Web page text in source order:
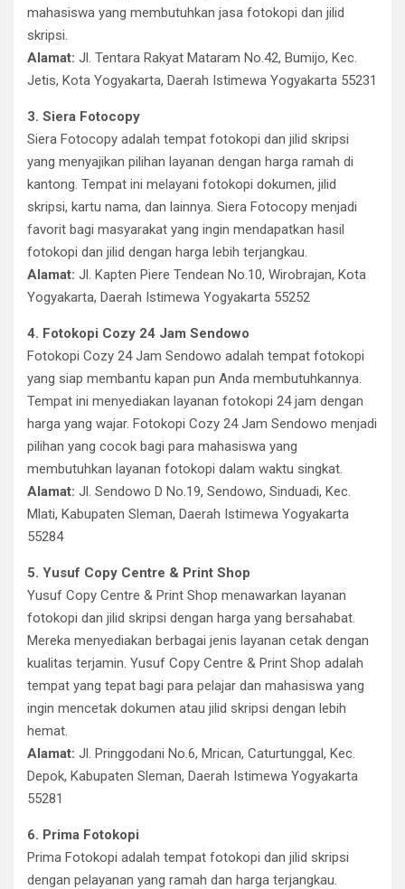
mahasiswa yang membutuhkan jasa fotokopi dan jilid
skripsi.
Alamat: Jl. Tentara Rakyat Mataram No.42, Bumijo, Kec.
Jetis, Kota Yogyakarta, Daerah Istimewa Yogyakarta 55231
3. Siera Fotocopy
Siera Fotocopy adalah tempat fotokopi dan jilid skripsi
yang menyajikan pilihan layanan dengan harga ramah di
kantong. Tempat ini melayani fotokopi dokumen, jilid
skripsi, kartu nama, dan lainnya. Siera Fotocopy menjadi
favorit bagi masyarakat yang ingin mendapatkan hasil
fotokopi dan jilid dengan harga lebih terjangkau.
Alamat: Jl. Kapten Piere Tendean No.10, Wirobrajan, Kota
Yogyakarta, Daerah Istimewa Yogyakarta 55252
4. Fotokopi Cozy 24 Jam Sendowo
Fotokopi Cozy 24 Jam Sendowo adalah tempat fotokopi
yang siap membantu kapan pun Anda membutuhkannya.
Tempat ini menyediakan layanan fotokopi 24 jam dengan
harga yang wajar. Fotokopi Cozy 24 Jam Sendowo menjadi
pilihan yang cocok bagi para mahasiswa yang
membutuhkan layanan fotokopi dalam waktu singkat.
Alamat: Jl. Sendowo D No.19, Sendowo, Sinduadi, Kec.
Mlati, Kabupaten Sleman, Daerah Istimewa Yogyakarta
55284
5. Yusuf Copy Centre & Print Shop
Yusuf Copy Centre & Print Shop menawarkan layanan
fotokopi dan jilid skripsi dengan harga yang bersahabat.
Mereka menyediakan berbagai jenis layanan cetak dengan
kualitas terjamin. Yusuf Copy Centre & Print Shop adalah
tempat yang tepat bagi para pelajar dan mahasiswa yang
ingin mencetak dokumen atau jilid skripsi dengan lebih
hemat.
Alamat: Jl. Pringgodani No.6, Mrican, Caturtunggal, Kec.
Depok, Kabupaten Sleman, Daerah Istimewa Yogyakarta
55281
6. Prima Fotokopi
Prima Fotokopi adalah tempat fotokopi dan jilid skripsi
dengan pelayanan yang ramah dan harga terjangkau.